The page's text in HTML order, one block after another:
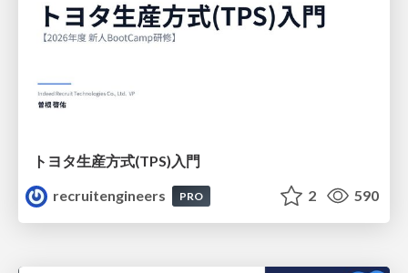
トヨタ⽣産⽅式(TPS)⼊⾨
recruitengineers
PRO 2 590